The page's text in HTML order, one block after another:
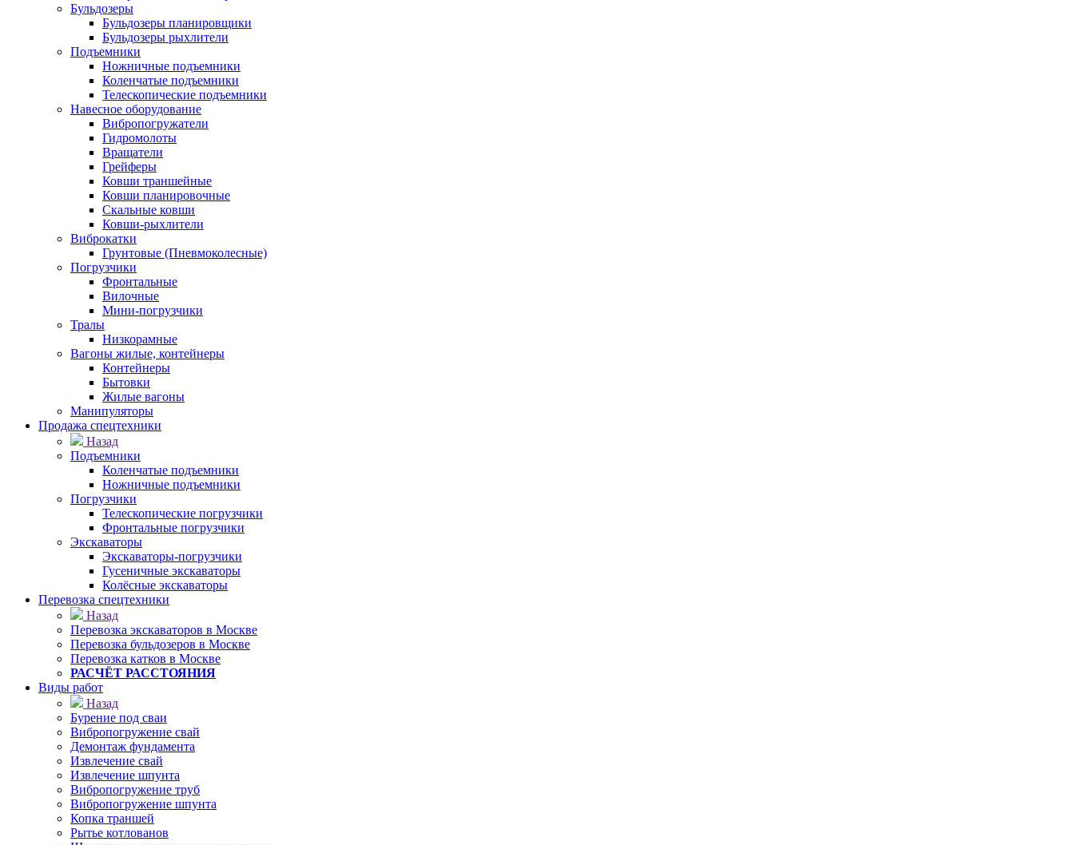
Бульдозеры
Бульдозеры планировщики
Бульдозеры рыхлители
Подъемники
Ножничные подъемники
Коленчатые подъемники
Телескопические подъемники
Навесное оборудование
Вибропогружатели
Гидромолоты
Вращатели
Грейферы
Ковши траншейные
Ковши планировочные
Скальные ковши
Ковши-рыхлители
Виброкатки
Грунтовые (Пневмоколесные)
Погрузчики
Фронтальные
Вилочные
Мини-погрузчики
Тралы
Низкорамные
Вагоны жилые, контейнеры
Контейнеры
Бытовки
Жилые вагоны
Манипуляторы
Продажа спецтехники
Назад
Подъемники
Коленчатые подъемники
Ножничные подъемники
Погрузчики
Телескопические погрузчики
Фронтальные погрузчики
Экскаваторы
Экскаваторы-погрузчики
Гусеничные экскаваторы
Колёсные экскаваторы
Перевозка спецтехники
Назад
Перевозка экскаваторов в Москве
Перевозка бульдозеров в Москве
Перевозка катков в Москве
РАСЧЁТ РАССТОЯНИЯ
Виды работ
Назад
Бурение под сваи
Вибропогружение свай
Демонтаж фундамента
Извлечение свай
Извлечение шпунта
Вибропогружение труб
Вибропогружение шпунта
Копка траншей
Рытье котлованов